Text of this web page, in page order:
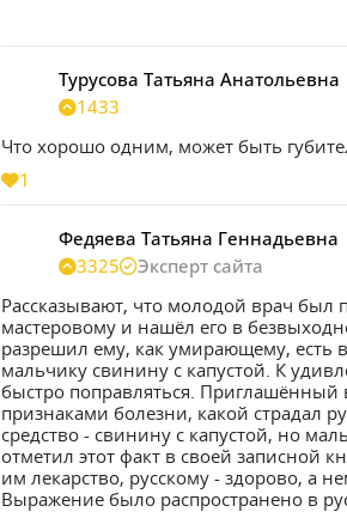
Турусова Татьяна Анатольевна
1433
Что хорошо одним, может быть
1
Федяева Татьяна Геннадьевна
3325
Эксперт сайта
Рассказывают, что молодой врач был
мастеровому и нашёл его в
разрешил ему, как умирающему, есть
мальчику свинину с капустой. К
быстро поправляться. Приглашённый
признаками болезни, какой страдал
средство - свинину с капустой, но
отметил этот факт в своей записной
им лекарство, русскому - здорово, а
Выражение было распространено в